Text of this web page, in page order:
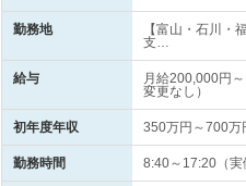
勤務地
【富山・石川・
支…
給与
月給200,000円
変更なし）
初年度年収 350万円～700万
勤務時間 8:40～17:20（